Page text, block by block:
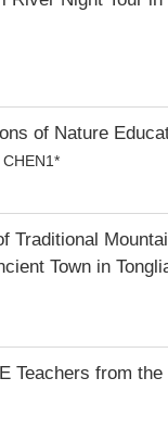
of Nature
Traditional
Town in
Teachers from